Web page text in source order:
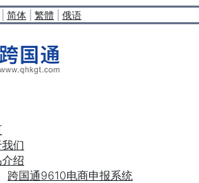
简体 繁體 俄语
们
绍
跨国通9610电商申报系统